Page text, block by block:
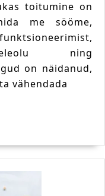
–
aju
ja
me sööme,
ning
on näidanud,
vähendada